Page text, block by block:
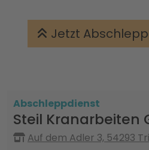
Jetzt
Abschleppdienst
Steil Kranarbeiten
Auf dem Adler 3, 54293